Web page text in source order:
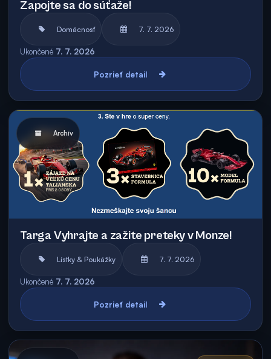
Zapojte sa do súťaže!
Domácnosť 7. 7. 2026
Ukončené 7. 7. 2026
Pozrieť detail
Archív
Targa Vyhrajte a zažite preteky v Monze!
Lístky & Poukážky 7. 7. 2026
Ukončené 7. 7. 2026
Pozrieť detail